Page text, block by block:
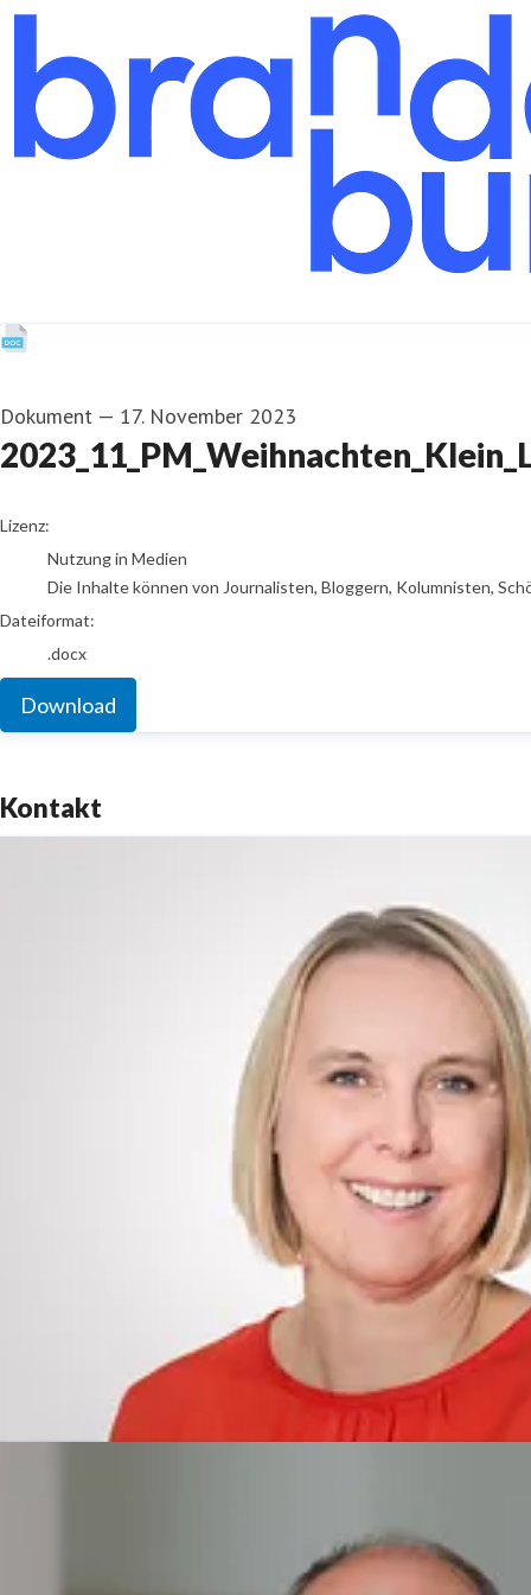
Dokument — 17. November 2023
go to media item
Lizenz:
Nutzung in Medien
Die Inhalte können von Journalisten, Bloggern, Kolumnisten,
Dateiformat:
.docx
Download
Kontakt